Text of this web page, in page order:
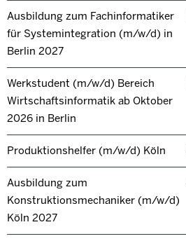
Ausbildung zum Fachinformatiker
für Systemintegration (m/w/d) in
Berlin 2027
Werkstudent (m/w/d) Bereich
Wirtschaftsinformatik ab Oktober
2026 in Berlin
Produktionshelfer (m/w/d) Köln
Ausbildung zum
Konstruktionsmechaniker (m/w/d)
Köln 2027